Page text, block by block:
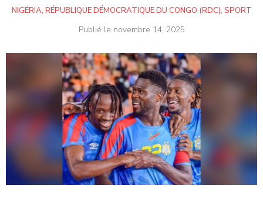
NIGÉRIA, RÉPUBLIQUE DÉMOCRATIQUE DU CONGO (RDC), SPORT
Publié le novembre 14, 2025